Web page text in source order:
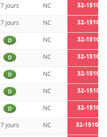
7 jours NC 32-1510-
7 jours NC 32-1510-
D NC 32-1510-
D NC 32-1510-
D NC 32-1510-
D NC 32-1510-
D NC 32-1510-
7 jours NC 32-1510-